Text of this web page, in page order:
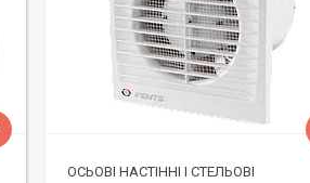
ОСЬОВІ НАСТІННІ І СТЕЛЬОВІ